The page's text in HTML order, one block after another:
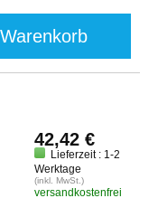
42,42 €
Lieferzeit : 1-2
Werktage
(inkl. MwSt.)
versandkostenfrei